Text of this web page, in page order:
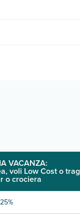
VACANZA:
voli Low Cost o
o crociera
25%